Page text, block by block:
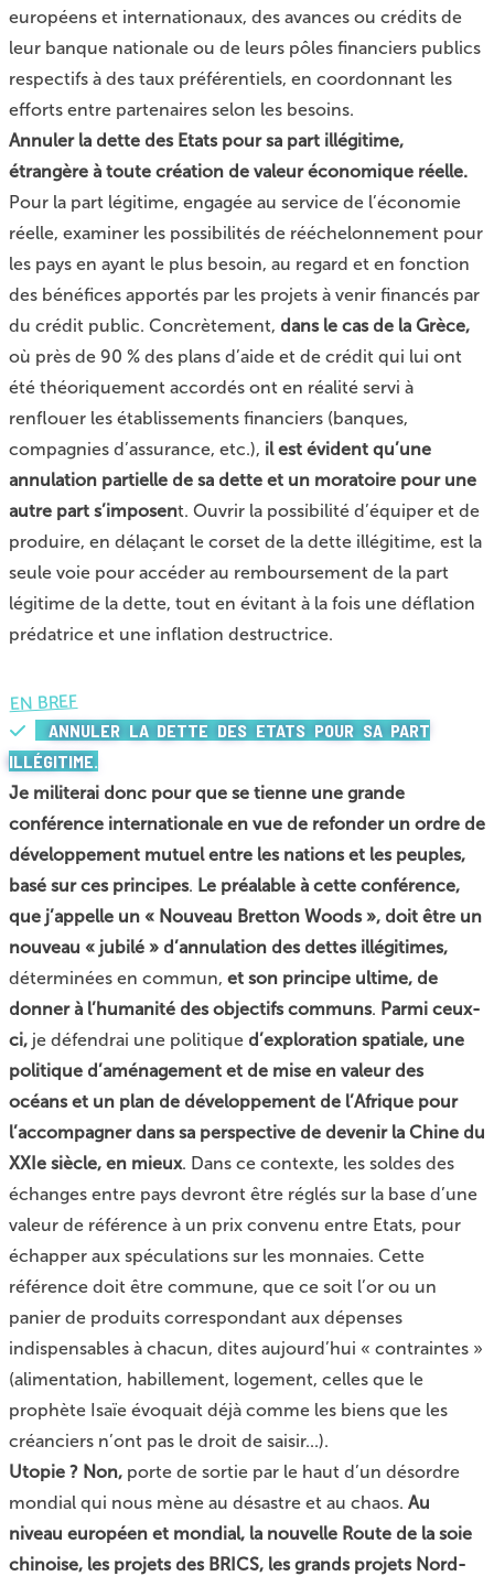
européens et internationaux, des avances ou crédits de
leur banque nationale ou de leurs pôles financiers publics
respectifs à des taux préférentiels, en coordonnant les
efforts entre partenaires selon les besoins.
Annuler la dette des Etats pour sa part illégitime,
étrangère à toute création de valeur économique réelle.
Pour la part légitime, engagée au service de l’économie
réelle, examiner les possibilités de rééchelonnement pour
les pays en ayant le plus besoin, au regard et en fonction
des bénéfices apportés par les projets à venir financés par
du crédit public. Concrètement, dans le cas de la Grèce,
où près de 90 % des plans d’aide et de crédit qui lui ont
été théoriquement accordés ont en réalité servi à
renflouer les établissements financiers (banques,
compagnies d’assurance, etc.), il est évident qu’une
annulation partielle de sa dette et un moratoire pour une
autre part s’imposent. Ouvrir la possibilité d’équiper et de
produire, en délaçant le corset de la dette illégitime, est la
seule voie pour accéder au remboursement de la part
légitime de la dette, tout en évitant à la fois une déflation
prédatrice et une inflation destructrice.
EN BREF
ANNULER LA DETTE DES ETATS POUR SA PART
ILLÉGITIME.
Je militerai donc pour que se tienne une grande
conférence internationale en vue de refonder un ordre de
développement mutuel entre les nations et les peuples,
basé sur ces principes. Le préalable à cette conférence,
que j’appelle un « Nouveau Bretton Woods », doit être un
nouveau « jubilé » d’annulation des dettes illégitimes,
déterminées en commun, et son principe ultime, de
donner à l’humanité des objectifs communs. Parmi ceux-
ci, je défendrai une politique d’exploration spatiale, une
politique d’aménagement et de mise en valeur des
océans et un plan de développement de l’Afrique pour
l’accompagner dans sa perspective de devenir la Chine du
XXIe siècle, en mieux. Dans ce contexte, les soldes des
échanges entre pays devront être réglés sur la base d’une
valeur de référence à un prix convenu entre Etats, pour
échapper aux spéculations sur les monnaies. Cette
référence doit être commune, que ce soit l’or ou un
panier de produits correspondant aux dépenses
indispensables à chacun, dites aujourd’hui « contraintes »
(alimentation, habillement, logement, celles que le
prophète Isaïe évoquait déjà comme les biens que les
créanciers n’ont pas le droit de saisir...).
Utopie ? Non, porte de sortie par le haut d’un désordre
mondial qui nous mène au désastre et au chaos. Au
niveau européen et mondial, la nouvelle Route de la soie
chinoise, les projets des BRICS, les grands projets Nord-